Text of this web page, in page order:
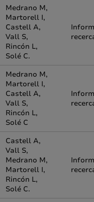
Medrano M,
Martorell I,
Castell A,
Vall S,
Rincón L,
Solé C.
Medrano M,
Martorell I,
Castell A,
Vall S,
Rincón L,
Solé C
Castell A,
Vall S,
Medrano M,
Martorell I,
Rincón L,
Solé C.